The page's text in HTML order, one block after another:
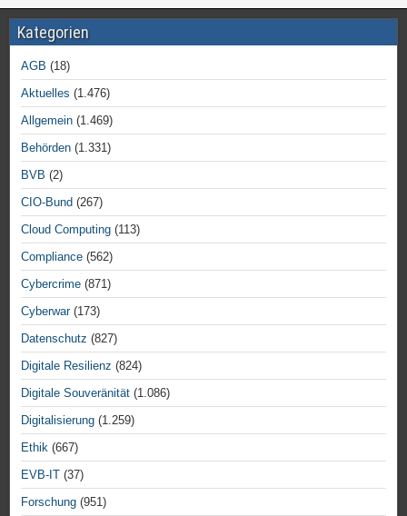
Kategorien
AGB (18)
Aktuelles (1.476)
Allgemein (1.469)
Behörden (1.331)
BVB (2)
CIO-Bund (267)
Cloud Computing (113)
Compliance (562)
Cybercrime (871)
Cyberwar(173)
Datenschutz (827)
Digitale Resilienz (824)
Digitale Souveränität (1.086)
Digitalisierung (1.259)
Ethik (667)
EVB-IT (37)
Forschung (951)